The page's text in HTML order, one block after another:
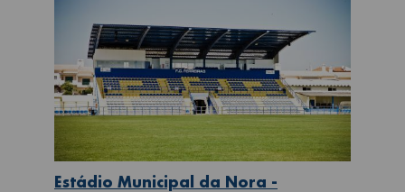
Estádio Municipal da Nora -